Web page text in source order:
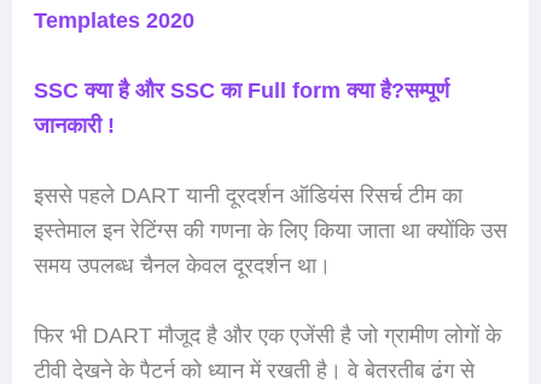
Templates 2020
SSC क्या है और SSC का Full form क्या है?सम्पूर्ण
जानकारी !
इससे पहले DART यानी दूरदर्शन ऑडियंस रिसर्च टीम का
इस्तेमाल इन रेटिंग्स की गणना के लिए किया जाता था क्योंकि उस
समय उपलब्ध चैनल केवल दूरदर्शन था।
फिर भी DART मौजूद है और एक एजेंसी है जो ग्रामीण लोगों के
टीवी देखने के पैटर्न को ध्यान में रखती है। वे बेतरतीब ढंग से